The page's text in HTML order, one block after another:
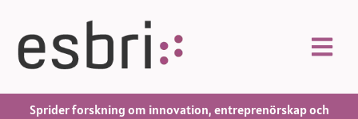
Sprider forskning om innovation, entreprenörskap och